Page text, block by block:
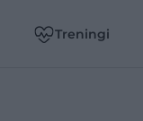
Treningi